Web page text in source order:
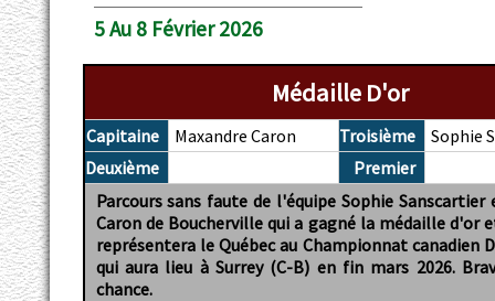
5 Au 8 Février 2026
Médaille D'or
Capitaine Maxandre Caron Troisième
Sophie
Deuxième
Premier
Parcours sans faute de l'équipe Sophie Sanscartier
Caron de Boucherville qui a gagné la médaille d'or
représentera le Québec au Championnat canadien
qui aura lieu à Surrey (C-B) en fin mars 2026.
chance.